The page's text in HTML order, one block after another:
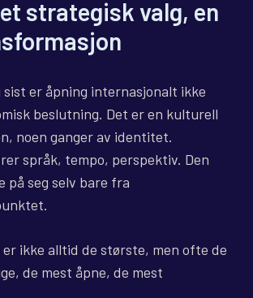
strategisk valg, en
sist er åpning internasjonalt ikke
beslutning. Det er en kulturell
noen ganger av identitet.
språk, tempo, perspektiv. Den
på seg selv bare fra
er ikke alltid de største, men ofte de
de mest åpne, de mest